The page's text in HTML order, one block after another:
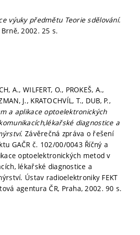
výuky předmětu Teorie sdělování.
Brně, 2002. 25 s.
A., WILFERT, O., PROKEŠ, A.,
J., KRATOCHVÍL, T., DUB, P.,
a aplikace optoelektronických
diagnostice a
Závěrečná zpráva o řešení
GAČR č. 102/00/0043 Říčný a
optoelektronických metod v
lékařské diagnostice a
Ústav radioelektroniky FEKT
agentura ČR, Praha, 2002. 90 s.